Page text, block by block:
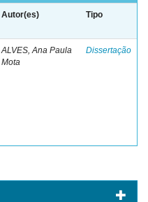
Autor(es) Tipo
ALVES, Ana Paula
Mota
Dissertação